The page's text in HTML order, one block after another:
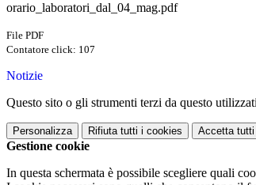
orario_laboratori_dal_04_mag.pdf
File PDF
Contatore click: 107
Notizie
Questo sito o gli strumenti terzi da questo
Personalizza Rifiuta tutti i cookies Accetta tutti
Gestione cookie
In questa schermata è possibile scegliere quali